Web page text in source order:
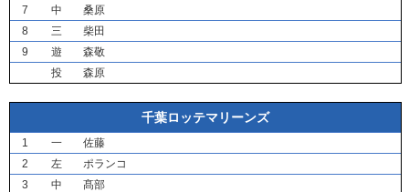
7
中
桑原
8
三
柴田
9
遊
森敬
投
森原
千葉ロッテマリーンズ
1 一
佐藤
2
左
ポランコ
3
中
髙部